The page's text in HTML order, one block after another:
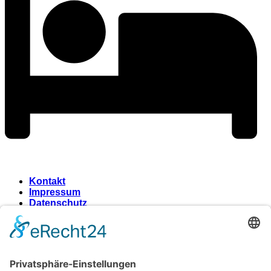
Kontakt
Impressum
Datenschutz
Zustimmung, um den